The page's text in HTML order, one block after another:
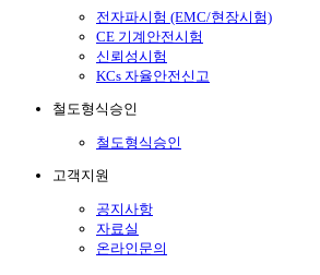
전자파시험 (EMC/현장시험)
CE 기계안전시험
신뢰성시험
KCs 자율안전신고
철도형식승인
철도형식승인
고객지원
공지사항
자료실
온라인문의